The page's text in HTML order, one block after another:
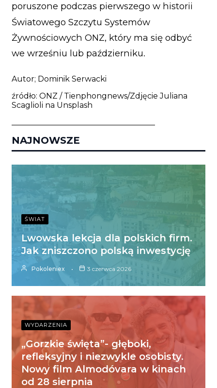
poruszone podczas pierwszego w historii
Światowego Szczytu Systemów
Żywnościowych ONZ, który ma się odbyć
we wrześniu lub październiku.
Autor; Dominik Serwacki
źródło: ONZ / Tienphongnews/ZdjęcieJuliana
Scaglioli na Unsplash
NAJNOWSZE
ŚWIAT
Lwowska lekcja dla polskich firm.
Jak zniszczono polską inwestycję
Pokoleniex 3 czerwca 2026
WYDARZENIA
„Gorzkie święta”- głęboki,
refleksyjny i niezwykle osobisty.
Nowy film Almodóvara w kinach
od 28 sierpnia